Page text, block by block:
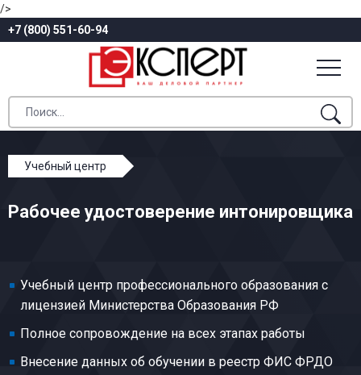
/>
+7 (800) 551-60-94
Учебный центр
Общие профессии производства музыкальных
Рабочее удостоверение интонировщика
Учебный центр профессионального образования с
лицензией Министерства Образования РФ
Полное сопровождение на всех этапах работы
Внесение данных об обучении в реестр ФИС ФРДО